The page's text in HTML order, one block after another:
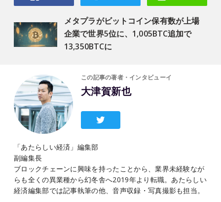
メタプラがビットコイン保有数が上場
企業で世界5位に、1,005BTC追加で
13,350BTCに
この記事の著者・インタビューイ
大津賀新也
「あたらしい経済」編集部
副編集長
ブロックチェーンに興味を持ったことから、業界未経験なが
らも全くの異業種から幻冬舎へ2019年より転職。あたらしい
経済編集部では記事執筆の他、音声収録・写真撮影も担当。